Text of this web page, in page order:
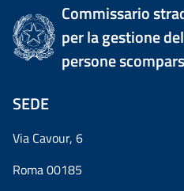
Commissario
per la gestione
persone
SEDE
Via Cavour, 6
Roma 00185